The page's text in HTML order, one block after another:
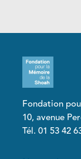
Fondation
10, avenue
Tél. 01 53 42
Pied de